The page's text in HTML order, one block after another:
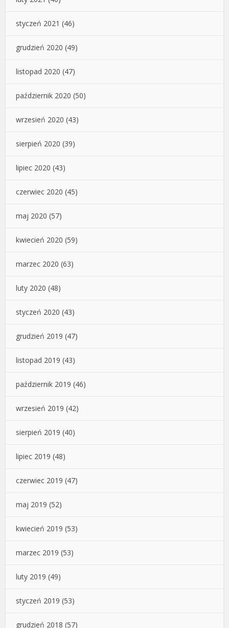
styczeń 2021 (46)
grudzień 2020 (49)
listopad 2020 (47)
październik 2020 (50)
wrzesień 2020 (43)
sierpień 2020 (39)
lipiec 2020 (43)
czerwiec 2020 (45)
maj 2020 (57)
kwiecień 2020 (59)
marzec 2020 (63)
luty 2020 (48)
styczeń 2020 (43)
grudzień 2019 (47)
listopad 2019 (43)
październik 2019 (46)
wrzesień 2019 (42)
sierpień 2019 (40)
lipiec 2019 (48)
czerwiec 2019 (47)
maj 2019 (52)
kwiecień 2019 (53)
marzec 2019 (53)
luty 2019 (49)
styczeń 2019 (53)
grudzień 2018 (57)